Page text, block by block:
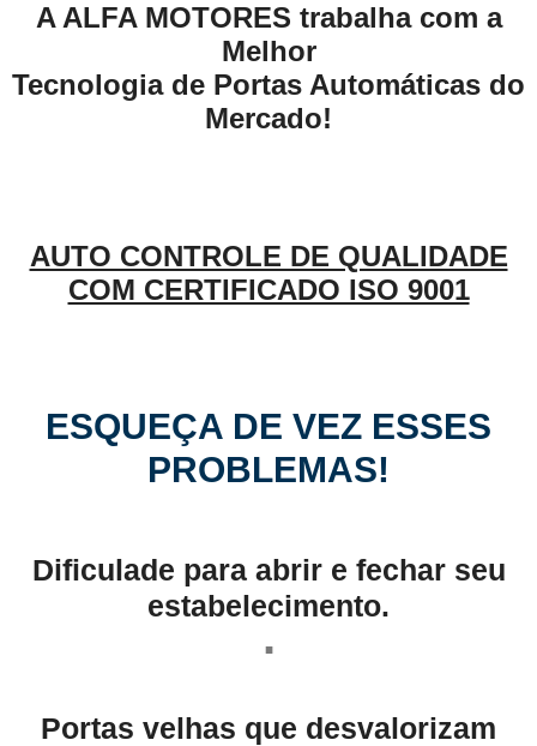
A ALFA MOTORES trabalha com a
Melhor
Tecnologia de Portas Automáticas do
Mercado!
AUTO CONTROLE DE QUALIDADE
COM CERTIFICADO ISO 9001
ESQUEÇA DE VEZ ESSES
PROBLEMAS!
Dificulade para abrir e fechar seu
estabelecimento.
.
Portas velhas que desvalorizam